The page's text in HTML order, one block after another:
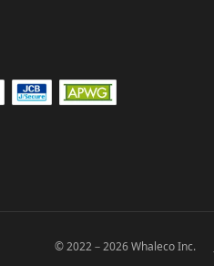
© 2022－2026 Whaleco Inc.